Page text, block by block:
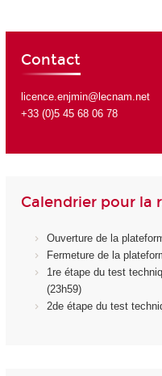
Contact
licence.enjmin@lecnam.net
+33 (0)5 45 68 06 78
Calendrier pour la
Ouverture de la
Fermeture de la
1re étape du test
(23h59)
2de étape du test